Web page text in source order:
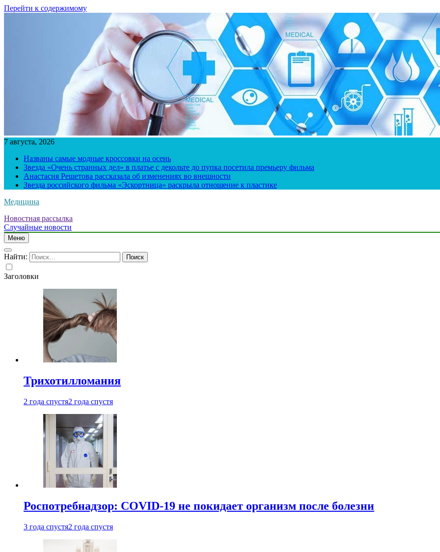
Перейти к содержимому
7 августа, 2026
Названы самые модные кроссовки на осень
Звезда «Очень странных дел» в платье с декольте до пупка посетила премьеру фильма
Анастасия Решетова рассказала об изменениях во внешности
Звезда российского фильма «Эскортница» раскрыла отношение к пластике
Медицина
Новостная рассылка
Случайные новости
Меню
Найти:
Заголовки
Трихотилломания
2 года спустя2 года спустя
Роспотребнадзор: COVID-19 не покидает организм после болезни
3 года спустя2 года спустя